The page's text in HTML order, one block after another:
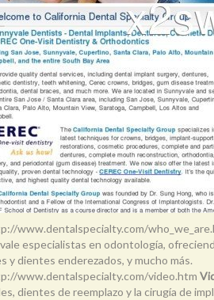
www.dentalspecialty.com/
especialistas en odontología,
y dientes enderezados, y mucho más.
www.dentalspecialty.com/video.htm
dientes de reemplazo y la cirugía de